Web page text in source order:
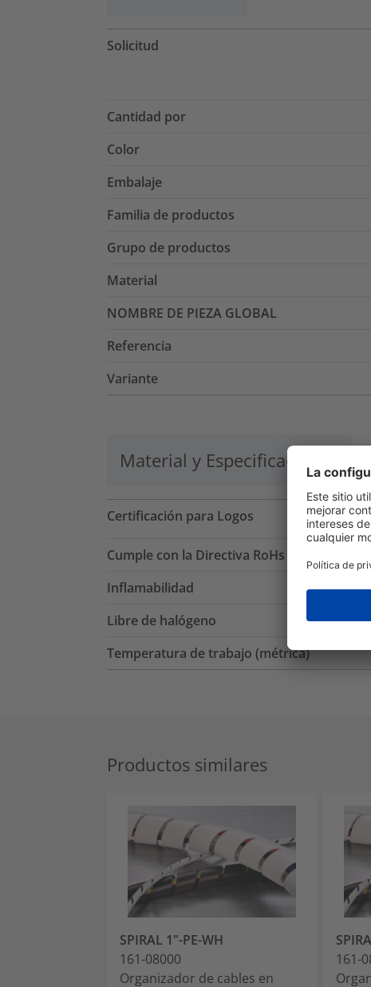
Solicitud
Cantidad por
Color
Embalaje
Familia de productos
Grupo de productos
Material
NOMBRE DE PIEZA GLOBAL
Referencia
Variante
Material y Especificaciones
Certificación para Logos
Cumple con la Directiva RoHs
Inflamabilidad
Libre de halógeno
Temperatura de trabajo (métrica)
Productos similares
SPIRAL 1"-PE-WH
161-08000
Organizador de cables en
161-